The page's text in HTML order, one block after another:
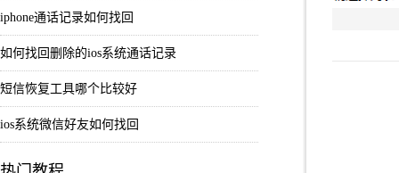
iphone通话记录如何找回
如何找回删除的ios系统通话记录
短信恢复工具哪个比较好
ios系统微信好友如何找回